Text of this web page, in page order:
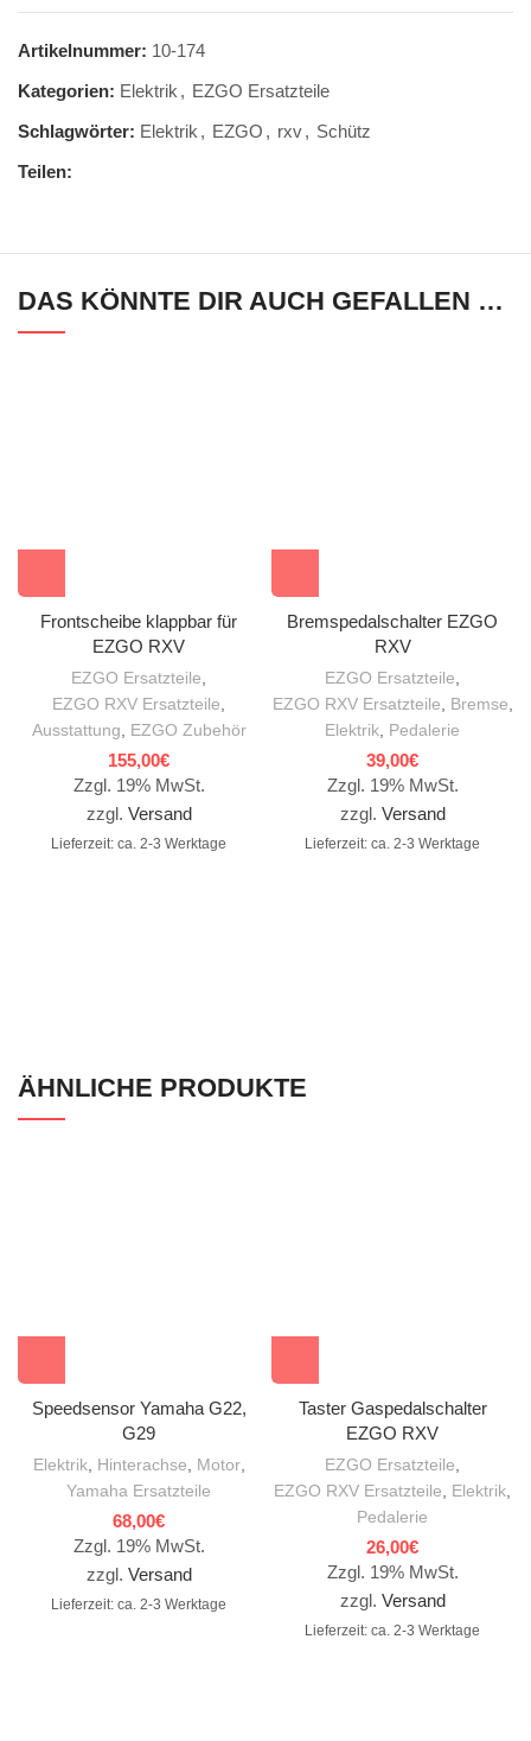
Artikelnummer: 10-174
Kategorien: Elektrik , EZGO Ersatzteile
Schlagwörter: Elektrik , EZGO , rxv, Schütz
Teilen:
DAS KÖNNTE DIR AUCH GEFALLEN …
Frontscheibe klappbar für
EZGO RXV
EZGO Ersatzteile
EZGO RXV Ersatzteile
Ausstattung
EZGO Zubehör
155,00€
Zzgl. 19% MwSt.
zzgl. Versand
Lieferzeit: ca. 2-3 Werktage
Bremspedalschalter EZGO
RXV
EZGO Ersatzteile
EZGO RXV Ersatzteile
Bremse
Elektrik Pedalerie
39,00€
Zzgl. 19% MwSt.
zzgl. Versand
Lieferzeit: ca. 2-3 Werktage
ÄHNLICHE PRODUKTE
Speedsensor Yamaha G22,
G29
Elektrik, Hinterachse Motor,
Yamaha Ersatzteile
68,00€
Zzgl. 19% MwSt.
zzgl. Versand
Lieferzeit: ca. 2-3 Werktage
Taster Gaspedalschalter
EZGO RXV
EZGO Ersatzteile
EZGO RXV Ersatzteile
Elektrik
Pedalerie
26,00€
Zzgl. 19% MwSt.
zzgl. Versand
Lieferzeit: ca. 2-3 Werktage